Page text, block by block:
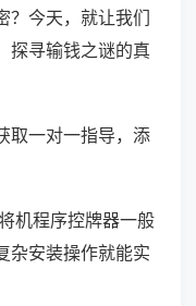
？今天，就让我们
探寻输钱之谜的真
取一对一指导，添
机程序控牌器一般
杂安装操作就能实